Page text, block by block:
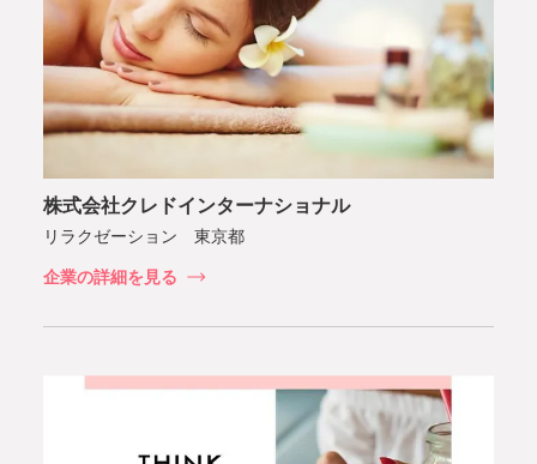
株式会社クレドインターナショナル
リラクゼーション 東京都
企業の詳細を見る